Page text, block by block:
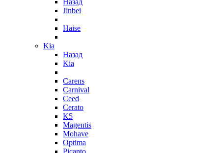
Назад
Jinbei
Haise
Kia
Назад
Kia
Carens
Carnival
Ceed
Cerato
K5
Magentis
Mohave
Optima
Picanto